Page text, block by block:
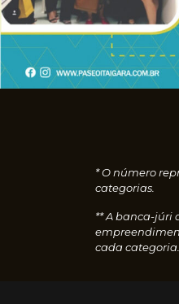
* O número
categorias.
** A banca-júri
cada categoria.